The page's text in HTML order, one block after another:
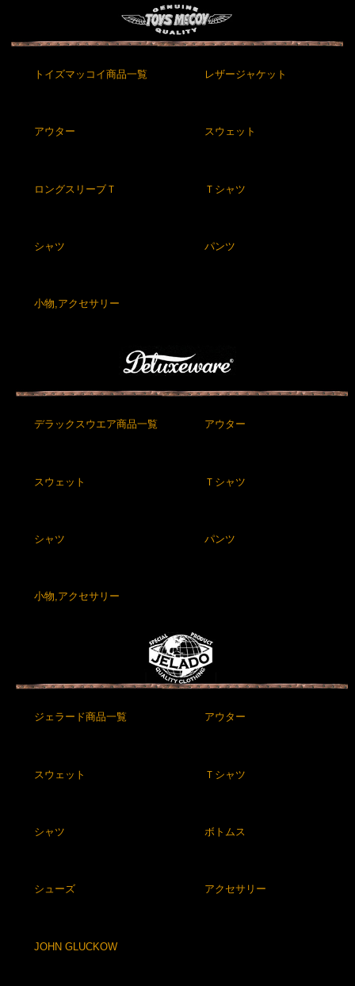
トイズマッコイ商品一覧 レザージャケット
アウター スウェット
ロングスリーブＴ Ｔシャツ
シャツ パンツ
小物,アクセサリー
デラックスウエア商品一覧 アウター
スウェット Ｔシャツ
シャツ パンツ
小物,アクセサリー
ジェラード商品一覧 アウター
スウェット Ｔシャツ
シャツ ボトムス
シューズ アクセサリー
JOHN GLUCKOW